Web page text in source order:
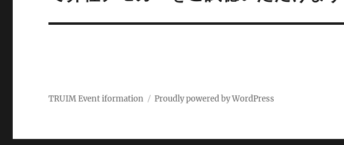
投
稿:
TRUIM Event iformation Proudly powered by WordPress